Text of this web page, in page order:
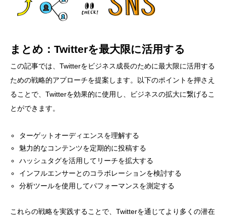
まとめ：Twitterを最大限に活用する
この記事では、Twitterをビジネス成長のために最大限に活用する
ための戦略的アプローチを提案します。以下のポイントを押さえ
ることで、Twitterを効果的に使用し、ビジネスの拡大に繋げるこ
とができます。
ターゲットオーディエンスを理解する
魅力的なコンテンツを定期的に投稿する
ハッシュタグを活用してリーチを拡大する
インフルエンサーとのコラボレーションを検討する
分析ツールを使用してパフォーマンスを測定する
これらの戦略を実践することで、Twitterを通じてより多くの潜在